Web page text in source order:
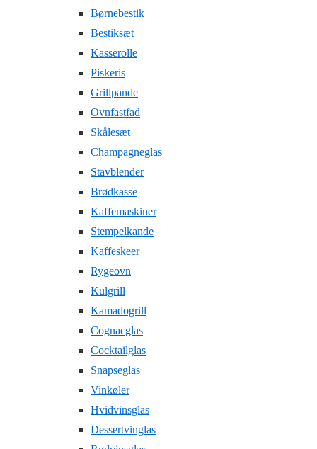
Børnebestik
Bestiksæt
Kasserolle
Piskeris
Grillpande
Ovnfastfad
Skålesæt
Champagneglas
Stavblender
Brødkasse
Kaffemaskiner
Stempelkande
Kaffeskeer
Rygeovn
Kulgrill
Kamadogrill
Cognacglas
Cocktailglas
Snapseglas
Vinkøler
Hvidvinsglas
Dessertvinglas